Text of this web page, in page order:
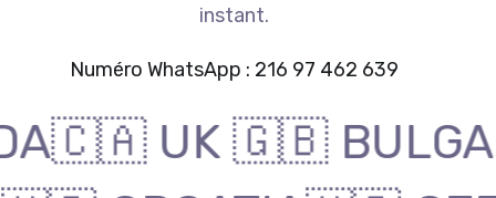
instant.
Numéro WhatsApp : 216 97 462 639
UK 🇬🇧